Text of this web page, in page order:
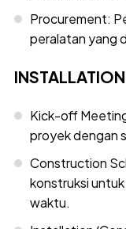
Procurement:
peralatan yang
INSTALLATION
Kick-off
proyek dengan
Construction
konstruksi
waktu.